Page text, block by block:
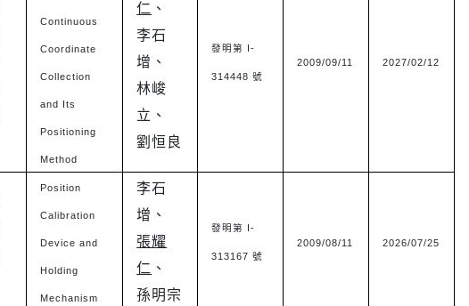
Continuous
Coordinate
Collection
and Its
Positioning
Method
仁 、
李石
增、
林峻
立、
劉恒良
發明第 I-
314448號
2009/09/11 2027/02/12
Position
Calibration
Device and
Holding
Mechanism
李石
增、
張耀
仁 、
孫明宗
發明第 I-
313167號
2009/08/11 2026/07/25